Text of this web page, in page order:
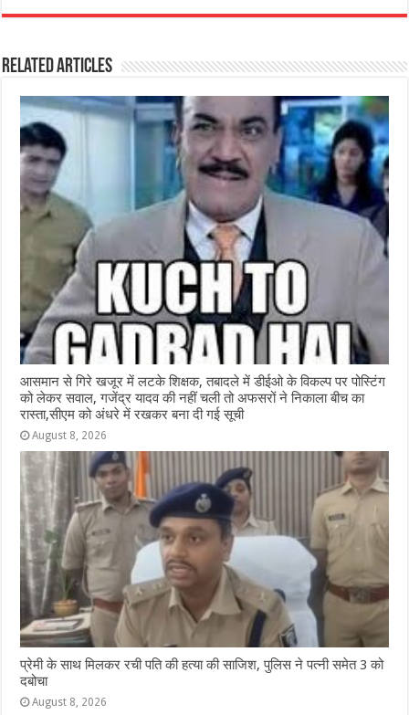
c
e
b
o
o
k
at
s
A
p
ss
n
g
e
itt
r
e
ra
m
ar
Related Articles
आसमान से गिरे खजूर में लटके शिक्षक, तबादले में डीईओ के विकल्प पर पोस्टिंग
को लेकर सवाल, गजेंद्र यादव की नहीं चली तो अफसरों ने निकाला बीच का
रास्ता,सीएम को अंधरे में रखकर बना दी गई सूची
August 8, 2026
प्रेमी के साथ मिलकर रची पति की हत्या की साजिश, पुलिस ने पत्नी समेत 3 को
दबोचा
August 8, 2026